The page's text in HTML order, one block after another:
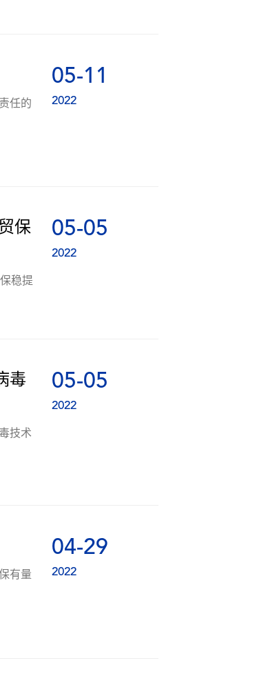
05-11
2022
任的
05-05
2022
保
稳提
05-05
2022
毒
技术
04-29
2022
有量